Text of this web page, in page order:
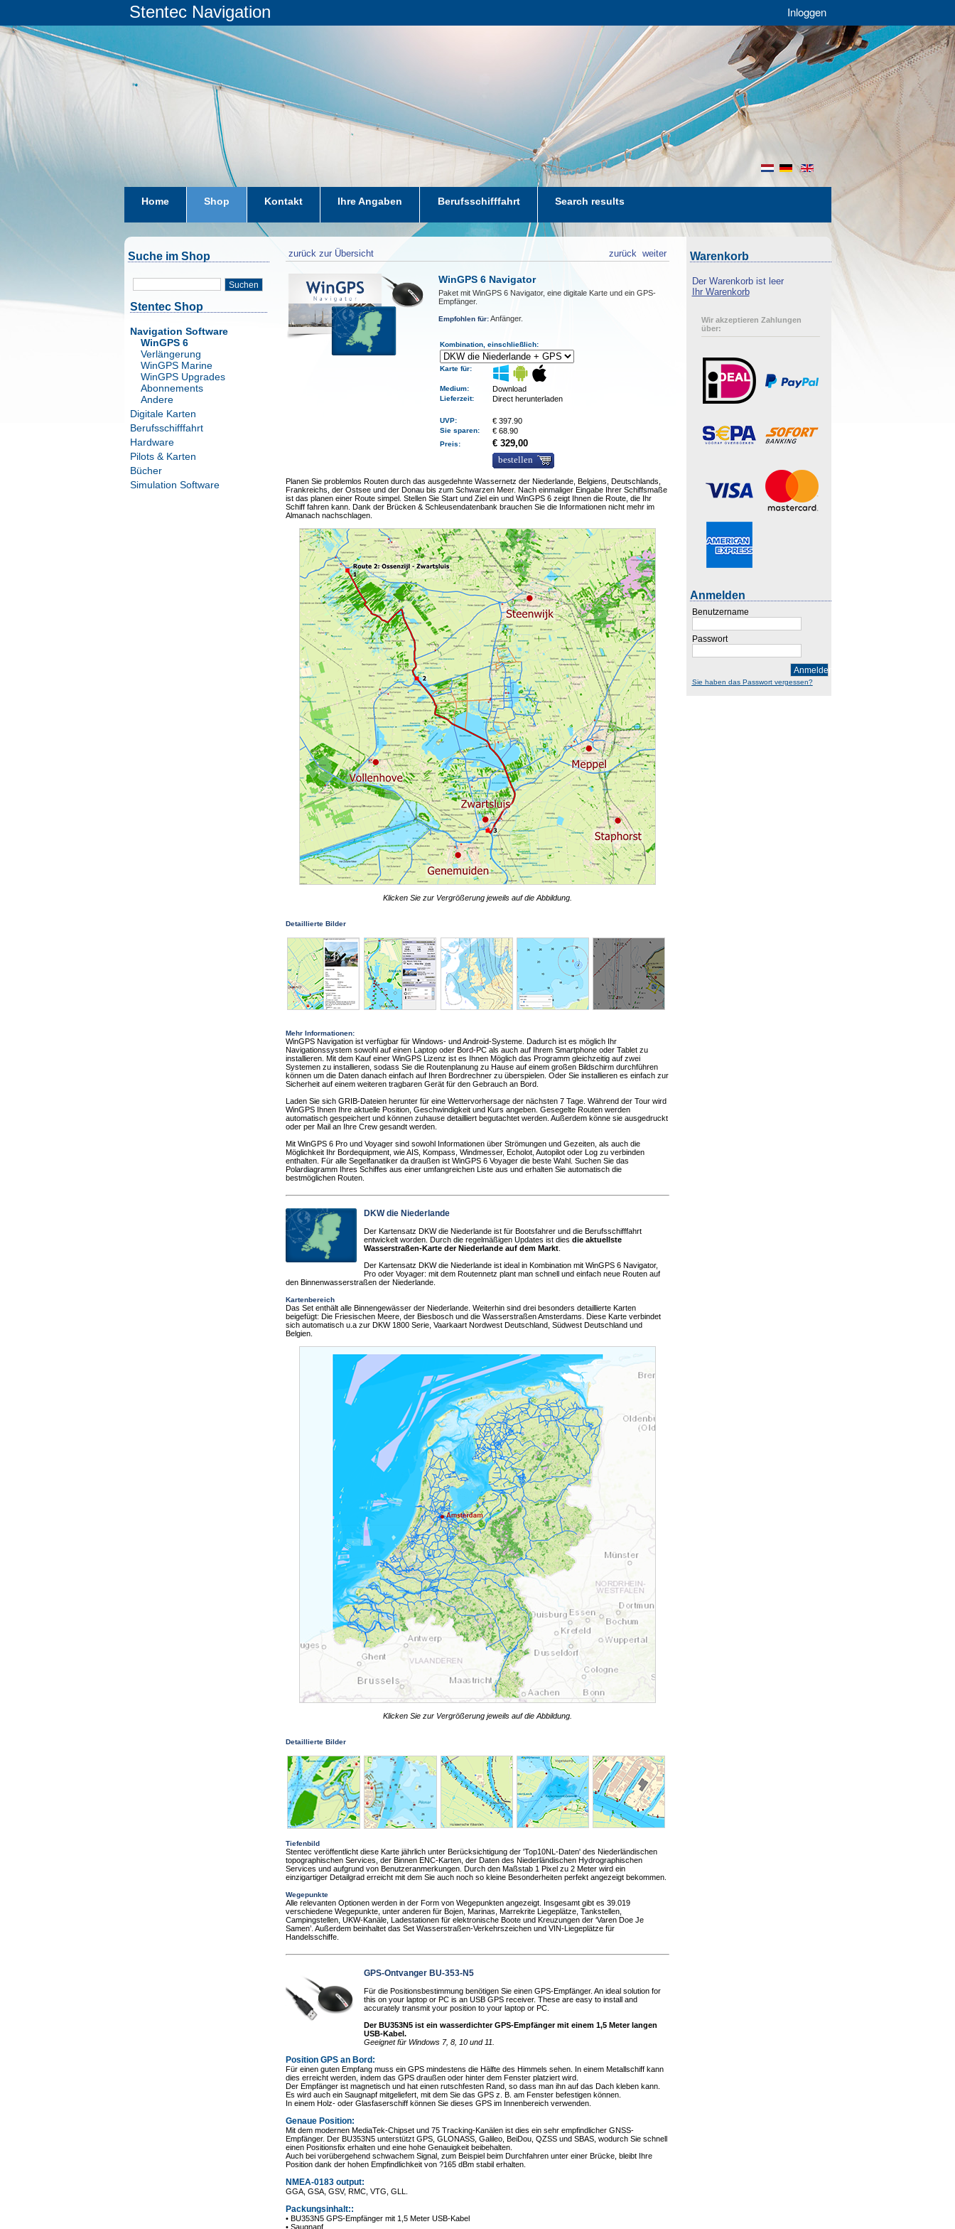
Stentec Navigation Inloggen
en
de
nl
Home Shop Kontakt Ihre Angaben Berufsschifffahrt Search results
Suche im Shop
Suchen
Stentec Shop
Navigation Software
WinGPS 6
Verlängerung
WinGPS Marine
WinGPS Upgrades
Abonnements
Andere
Digitale Karten
Berufsschifffahrt
Hardware
Pilots & Karten
Bücher
Simulation Software
zurück zur Übersicht weiter
zurück
WinGPS 6 Navigator
Paket mit WinGPS 6 Navigator, eine digitale Karte und ein GPS-
Empfänger.
Empfohlen für:Anfänger.
Kombination, einschließlich:
Karte für:
Medium: Download
Lieferzeit: Direct herunterladen
UVP: €397.90
Sie sparen: €68.90
Preis:
€ 329,00
bestellen
Planen Sie problemlos Routen durch das ausgedehnte Wassernetz der Niederlande, Belgiens, Deutschlands,
Frankreichs, der Ostsee und der Donau bis zum Schwarzen Meer. Nach einmaliger Eingabe Ihrer Schiffsmaße
ist das planen einer Route simpel. Stellen Sie Start und Ziel ein und WinGPS 6 zeigt Ihnen die Route, die Ihr
Schiff fahren kann. Dank der Brücken & Schleusendatenbank brauchen Sie die Informationen nicht mehr im
Almanach nachschlagen.
Klicken Sie zur Vergrößerung jeweils auf die Abbildung.
Detaillierte Bilder
Mehr Informationen:
WinGPS Navigation ist verfügbar für Windows- und Android-Systeme. Dadurch ist es möglich Ihr
Navigationssystem sowohl auf einen Laptop oder Bord-PC als auch auf Ihrem Smartphone oder Tablet zu
installieren. Mit dem Kauf einer WinGPS Lizenz ist es Ihnen Möglich das Programm gleichzeitig auf zwei
Systemen zu installieren, sodass Sie die Routenplanung zu Hause auf einem großen Bildschirm durchführen
können um die Daten danach einfach auf Ihren Bordrechner zu überspielen. Oder Sie installieren es einfach zur
Sicherheit auf einem weiteren tragbaren Gerät für den Gebrauch an Bord.
Laden Sie sich GRIB-Dateien herunter für eine Wettervorhersage der nächsten 7 Tage. Während der Tour wird
WinGPS Ihnen Ihre aktuelle Position, Geschwindigkeit und Kurs angeben. Gesegelte Routen werden
automatisch gespeichert und können zuhause detailliert begutachtet werden. Außerdem könne sie ausgedruckt
oder per Mail an Ihre Crew gesandt werden.
Mit WinGPS 6 Pro und Voyager sind sowohl Informationen über Strömungen und Gezeiten, als auch die
Möglichkeit Ihr Bordequipment, wie AIS, Kompass, Windmesser, Echolot, Autopilot oder Log zu verbinden
enthalten. Für alle Segelfanatiker da draußen ist WinGPS 6 Voyager die beste Wahl. Suchen Sie das
Polardiagramm Ihres Schiffes aus einer umfangreichen Liste aus und erhalten Sie automatisch die
bestmöglichen Routen.
DKW die Niederlande
Der Kartensatz DKW die Niederlande ist für Bootsfahrer und die Berufsschifffahrt
entwickelt worden. Durch die regelmäßigen Updates ist diesdie aktuellste
Wasserstraßen-Karte der Niederlande auf dem Markt
Der Kartensatz DKW die Niederlande ist ideal in Kombination mit WinGPS 6 Navigator,
Pro oder Voyager: mit dem Routennetz plant man schnell und einfach neue Routen auf
den Binnenwasserstraßen der Niederlande.
Kartenbereich
Das Set enthält alle Binnengewässer der Niederlande. Weiterhin sind drei besonders detaillierte Karten
beigefügt: Die Friesischen Meere, der Biesbosch und die Wasserstraßen Amsterdams. Diese Karte verbindet
sich automatisch u.a zur DKW 1800 Serie, Vaarkaart Nordwest Deutschland, Südwest Deutschland und
Belgien.
Klicken Sie zur Vergrößerung jeweils auf die Abbildung.
Detaillierte Bilder
Tiefenbild
Stentec veröffentlicht diese Karte jährlich unter Berücksichtigung der 'Top10NL-Daten' des Niederländischen
topographischen Services, der Binnen ENC-Karten, der Daten des Niederländischen Hydrographischen
Services und aufgrund von Benutzeranmerkungen. Durch den Maßstab 1 Pixel zu 2 Meter wird ein
einzigartiger Detailgrad erreicht mit dem Sie auch noch so kleine Besonderheiten perfekt angezeigt bekommen.
Wegepunkte
Alle relevanten Optionen werden in der Form von Wegepunkten angezeigt. Insgesamt gibt es 39.019
verschiedene Wegepunkte, unter anderen für Bojen, Marinas, Marrekrite Liegeplätze, Tankstellen,
Campingstellen, UKW-Kanäle, Ladestationen für elektronische Boote und Kreuzungen der ‘Varen Doe Je
Samen’. Außerdem beinhaltet das Set Wasserstraßen-Verkehrszeichen und VIN-Liegeplätze für
Handelsschiffe.
GPS-Ontvanger BU-353-N5
Für die Positionsbestimmung benötigen Sie einen GPS-Empfänger. An ideal solution for
this on your laptop or PC is an USB GPS receiver. These are easy to install and
accurately transmit your position to your laptop or PC.
Der BU353N5 ist ein wasserdichter GPS-Empfänger mit einem 1,5 Meter langen
USB-Kabel.
Geeignet für Windows 7, 8, 10 und 11.
Position GPS an Bord:
Für einen guten Empfang muss ein GPS mindestens die Hälfte des Himmels sehen. In einem Metallschiff kann
dies erreicht werden, indem das GPS draußen oder hinter dem Fenster platziert wird.
Der Empfänger ist magnetisch und hat einen rutschfesten Rand, so dass man ihn auf das Dach kleben kann.
Es wird auch ein Saugnapf mitgeliefert, mit dem Sie das GPS z. B. am Fenster befestigen können.
In einem Holz- oder Glasfaserschiff können Sie dieses GPS im Innenbereich verwenden.
Genaue Position:
Mit dem modernen MediaTek-Chipset und 75 Tracking-Kanälen ist dies ein sehr empfindlicher GNSS-
Empfänger. Der BU353N5 unterstützt GPS, GLONASS, Galileo, BeiDou, QZSS und SBAS, wodurch Sie schnell
einen Positionsfix erhalten und eine hohe Genauigkeit beibehalten.
Auch bei vorübergehend schwachem Signal, zum Beispiel beim Durchfahren unter einer Brücke, bleibt Ihre
Position dank der hohen Empfindlichkeit von ?165 dBm stabil erhalten.
NMEA-0183 output:
GGA, GSA, GSV, RMC, VTG, GLL.
Packungsinhalt::
• BU353N5 GPS-Empfänger mit 1,5 Meter USB-Kabel
• Saugnapf
Warenkorb
Der Warenkorb ist leer
Ihr Warenkorb
Wir akzeptieren Zahlungen
über:
Anmelden
Benutzername
Passwort
Anmelden
Sie haben das Passwort vergessen?